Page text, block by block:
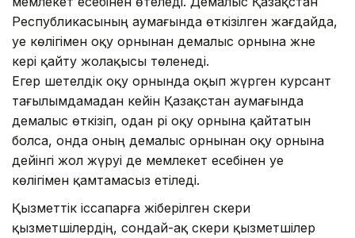
Республикасының аумағында өткізілген жағдайда,
әуе көлігімен оқу орнынан демалыс орнына және
кері қайту жолақысы төленеді.
Егер шетелдік оқу орнында оқып жүрген курсант
тағылымдамадан кейін Қазақстан аумағында
демалыс өткізіп, одан әрі оқу орнына қайтатын
болса, онда оның демалыс орнынан оқу орнына
дейінгі жол жүруі де мемлекет есебінен әуе
көлігімен қамтамасыз етіледі.
Қызметтік іссапарға жіберілген әскери
қызметшілердің, сондай-ақ әскери қызметшілер